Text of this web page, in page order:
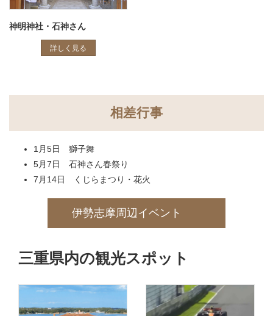
神明神社・石神さん
詳しく見る
相差行事
1月5日 獅子舞
5月7日 石神さん春祭り
7月14日 くじらまつり・花火
伊勢志摩周辺イベント
三重県内の観光スポット